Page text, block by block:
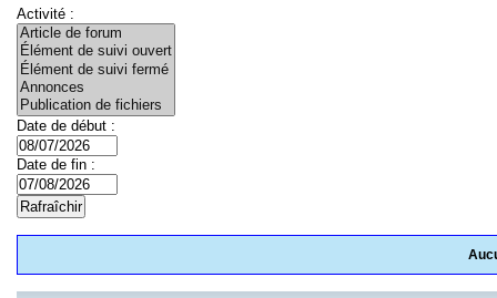
Activité :
Date de début :
Date de fin :